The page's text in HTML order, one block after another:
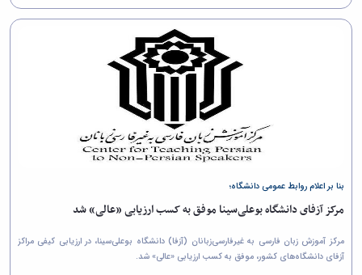
شرایط واگذار نماید.
بنا بر اعلام روابط عمومی دانشگاه؛
مرکز آزفای دانشگاه بوعلی‌سینا موفق به کسب ارزیابی «عالی» شد
مرکز آموزش زبان فارسی به غیرفارسی‌زبانان (آزفا) دانشگاه بوعلی‌سینا، در ارزیابی کیفی مراکز
آزفای دانشگاه‌های کشور، موفق به کسب ارزیابی «عالی» شد.